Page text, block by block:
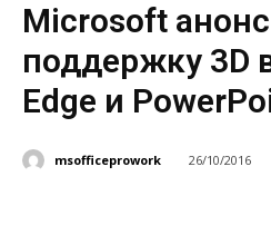
Microsoft
поддержку 3D
Edge и
msofficeprowork 26/10/2016